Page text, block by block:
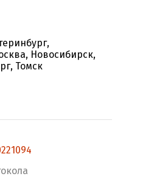
Новосибирск,
Томск